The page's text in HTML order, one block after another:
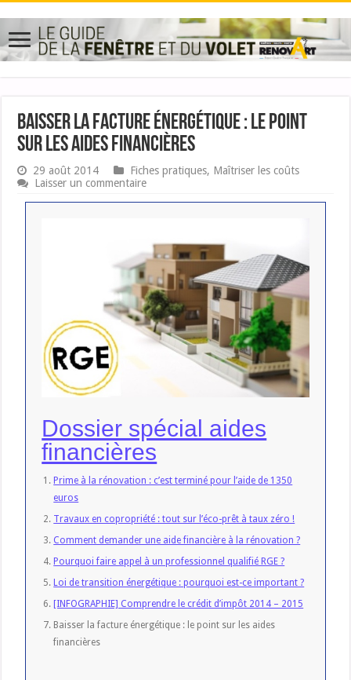
Baisser la facture énergétique : le point
sur les aides financières
29 août 2014 Fiches pratiques, Maîtriser les coûts
Laisser un commentaire
Dossier spécial aides
financières
Prime à la rénovation : c’est terminé pour l’aide de 1350
euros
Travaux en copropriété : tout sur l’éco-prêt à taux zéro !
Comment demander une aide financière à la rénovation ?
Pourquoi faire appel à un professionnel qualifié RGE ?
Loi de transition énergétique : pourquoi est-ce important ?
[INFOGRAPHIE] Comprendre le crédit d’impôt 2014 – 2015
Baisser la facture énergétique : le point sur les aides
financières